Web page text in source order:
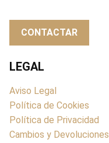
CONTACTAR
LEGAL
Aviso Legal
Política de Cookies
Política de Privacidad
Cambios y Devoluciones